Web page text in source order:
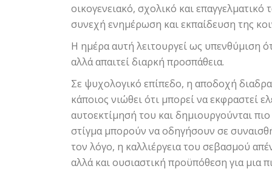
οικογενειακό, σχολικό και
συνεχή ενημέρωση και εκπαίδευση της
Η ημέρα αυτή λειτουργεί ως υπενθύμιση
αλλά απαιτεί διαρκή προσπάθεια.
Σε ψυχολογικό επίπεδο, η αποδοχή
κάποιος νιώθει ότι μπορεί να εκφραστεί
αυτοεκτίμησή του και δημιουργούνται
στίγμα μπορούν να οδηγήσουν σε
τον λόγο, η καλλιέργεια του σεβασμού
αλλά και ουσιαστική προϋπόθεση για μια